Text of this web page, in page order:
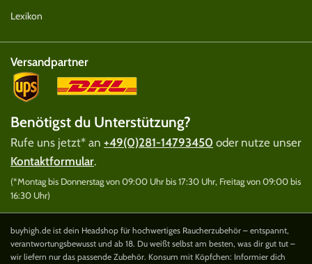
Lexikon
Versandpartner
Benötigst du Unterstützung?
Rufe uns jetzt* an +49(0)281-14793450 oder nutze unser
Kontaktformular.
(*Montag bis Donnerstag von 09:00 Uhr bis 17:30 Uhr, Freitag von 09:00 bis
16:30 Uhr)
buyhigh.de ist dein Headshop für hochwertiges Raucherzubehör – entspannt,
verantwortungsbewusst und ab 18. Du weißt selbst am besten, was dir gut tut –
wir liefern nur das passende Zubehör. Konsum mit Köpfchen: Informier dich